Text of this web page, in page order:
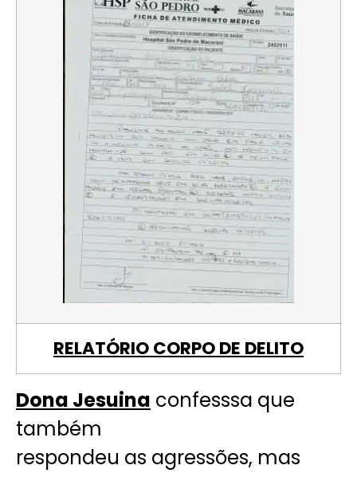
RELATÓRIO CORPO DE DELITO
Dona Jesuina confesssa que
também
respondeu as agressões, mas